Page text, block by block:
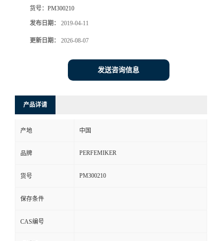
货号： PM300210
发布日期： 2019-04-11
更新日期： 2026-08-07
发送咨询信息
产品详请
产地 中国
品牌 PERFEMIKER
货号 PM300210
保存条件
CAS编号